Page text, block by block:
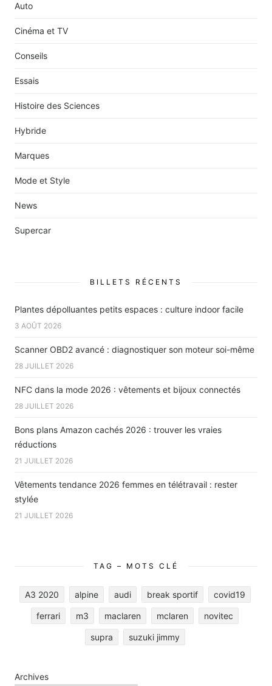
Auto
Cinéma et TV
Conseils
Essais
Histoire des Sciences
Hybride
Marques
Mode et Style
News
Supercar
BILLETS RÉCENTS
Plantes dépolluantes petits espaces : culture indoor facile
3 AOÛT 2026
Scanner OBD2 avancé : diagnostiquer son moteur soi-même
28 JUILLET 2026
NFC dans la mode 2026 : vêtements et bijoux connectés
28 JUILLET 2026
Bons plans Amazon cachés 2026 : trouver les vraies
réductions
21 JUILLET 2026
Vêtements tendance 2026 femmes en télétravail : rester
stylée
21 JUILLET 2026
TAG – MOTS CLÉ
A3 2020 alpine audi break sportif covid19
ferrari m3 maclaren mclaren novitec
supra suzuki jimmy
Archives